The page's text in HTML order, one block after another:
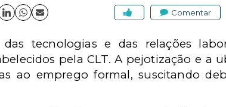
Comentar
tecnologias e das relações
pela CLT. A pejotização e a
ao emprego formal, suscitando